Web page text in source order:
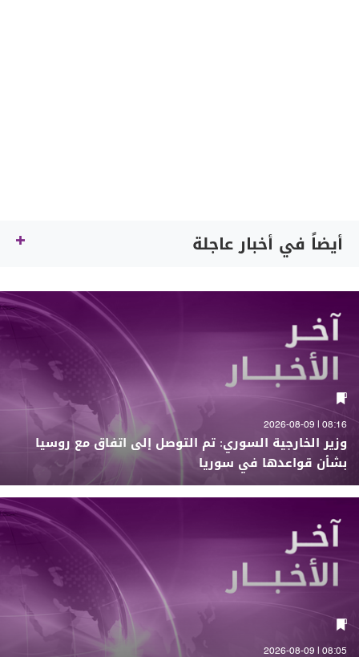
أيضاً في أخبار عاجلة
08:16 | 2026-08-09
وزير الخارجية السوري: تم التوصل إلى اتفاق مع روسيا
بشأن قواعدها في سوريا
08:05 | 2026-08-09